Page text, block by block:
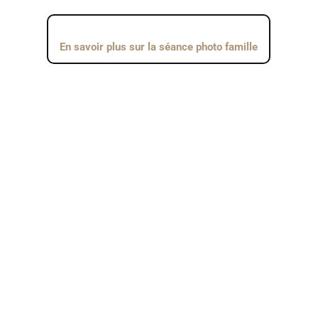
En savoir plus sur la séance photo famille